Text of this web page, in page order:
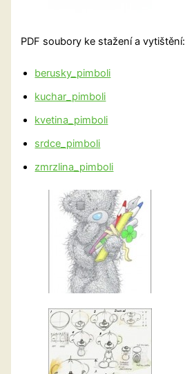
PDF soubory ke stažení a vytištění:
berusky_pimboli
kuchar_pimboli
kvetina_pimboli
srdce_pimboli
zmrzlina_pimboli